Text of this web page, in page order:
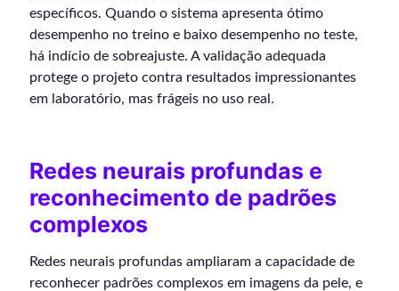
específicos. Quando o sistema apresenta ótimo
desempenho no treino e baixo desempenho no teste,
há indício de sobreajuste. A validação adequada
protege o projeto contra resultados impressionantes
em laboratório, mas frágeis no uso real.
Redes neurais profundas e
reconhecimento de padrões
complexos
Redes neurais profundas ampliaram a capacidade de
reconhecer padrões complexos em imagens da pele, e